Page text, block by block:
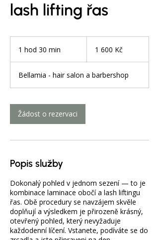
lash lifting řas
1 hod 30 min
3
0
i
n
korun1 600 Kč
Bellamia - hair salon a barbershop
Žádost o rezervaci
Popis služby
Dokonalý pohled v jednom sezení — to je
kombinace laminace obočí a lash liftingu
řas. Obě procedury se navzájem skvěle
doplňují a výsledkem je přirozeně krásný,
otevřený pohled, který nevyžaduje
každodenní líčení. Vstanete, podíváte se do